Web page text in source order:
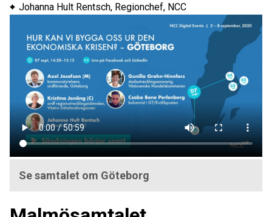
Johanna Hult Rentsch, Regionchef, NCC
Se samtalet om Göteborg